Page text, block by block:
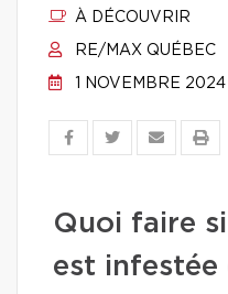
À DÉCOUVRIR
RE/MAX QUÉBEC
1 NOVEMBRE 2024
Quoi faire
est infestée